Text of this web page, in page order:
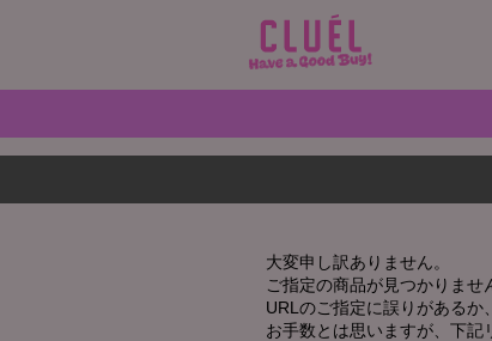
大変申し訳ありません。
ご指定の商品が見つかりませ
URLのご指定に誤りがあるか
お手数とは思いますが、下記